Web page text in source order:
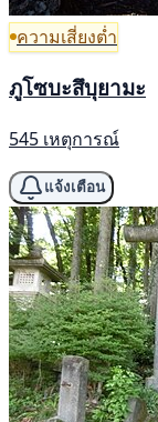
ความเสี่ยงต่ำ
ภูโซบะสึบุยามะ
545 เหตุการณ์
แจ้งเตือน